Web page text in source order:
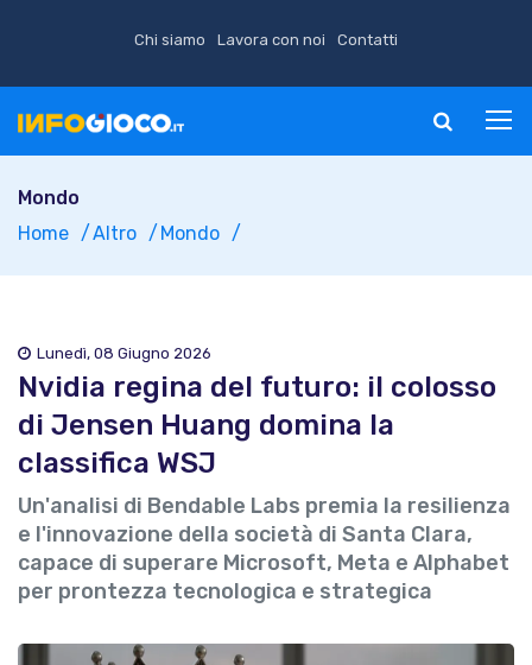
Chi siamo Lavora con noi Contatti
Mondo
Home
Altro Mondo
Lunedì, 08 Giugno 2026
Nvidia regina del futuro: il colosso
di Jensen Huang domina la
classifica WSJ
Un'analisi di Bendable Labs premia la resilienza
e l'innovazione della società di Santa Clara,
capace di superare Microsoft, Meta e Alphabet
per prontezza tecnologica e strategica